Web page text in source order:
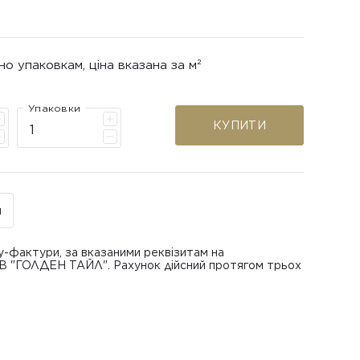
упаковкам, ціна вказана за м²
Упаковки
КУПИТИ
фактури, за вказаними реквізитам на
"ГОЛДЕН ТАЙЛ". Рахунок дійсний протягом трьох